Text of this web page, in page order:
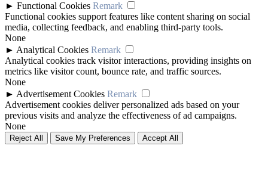
► Functional Cookies Remark
Functional cookies support features like content sharing on social
media, collecting feedback, and enabling third-party tools.
None
► Analytical Cookies Remark
Analytical cookies track visitor interactions, providing insights on
metrics like visitor count, bounce rate, and traffic sources.
None
► Advertisement Cookies Remark
Advertisement cookies deliver personalized ads based on your
previous visits and analyze the effectiveness of ad campaigns.
None
Reject All Save My Preferences Accept All